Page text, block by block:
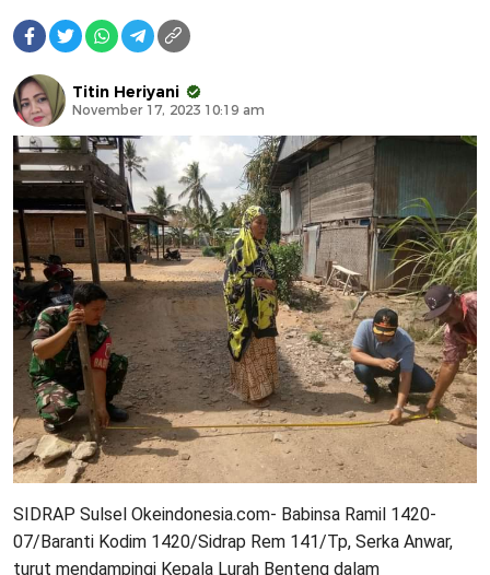
Titin Heriyani
November 17, 2023 10:19 am
SIDRAP Sulsel Okeindonesia.com- Babinsa Ramil 1420-
07/Baranti Kodim 1420/Sidrap Rem 141/Tp, Serka Anwar,
turut mendampingi Kepala Lurah Benteng dalam